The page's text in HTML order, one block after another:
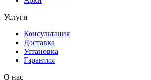
Услуги
Консультация
Доставка
Установка
Гарантия
О нас